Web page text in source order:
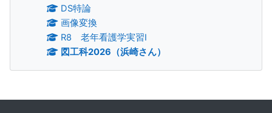
DS特論
画像変換
R8 老年看護学実習Ⅰ
図工科2026（浜崎さん）
補助ブロック